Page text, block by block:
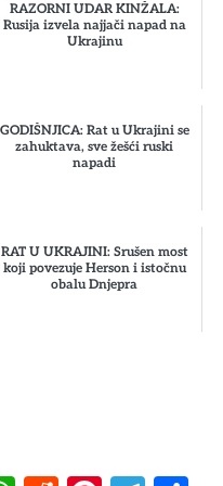
RAZORNI UDAR KINŽALA:
Rusija izvela najjači napad na
Ukrajinu
GODIŠNJICA: Rat u Ukrajini se
zahuktava, sve žešći ruski
napadi
RAT U UKRAJINI: Srušen most
koji povezuje Herson i istočnu
obalu Dnjepra